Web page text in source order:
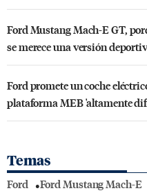
Ford Mustang Mach-E GT,
se merece una versión
Ford promete un coche
plataforma MEB 'altamente
Temas
Ford Ford Mustang Mach-E